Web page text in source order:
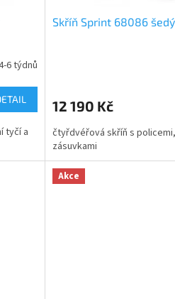
6 týdnů
tyčí a
Skříň Sprint 68086
12 190 Kč
čtyřdvéřová skříň s
zásuvkami
Akce